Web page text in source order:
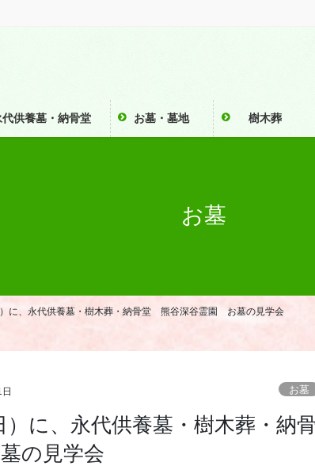
代供養墓・納骨堂 お墓・墓地 樹木葬
お墓
に、永代供養墓・樹木葬・納骨堂 熊谷深谷霊園 お墓の見学会
お墓
の見学会